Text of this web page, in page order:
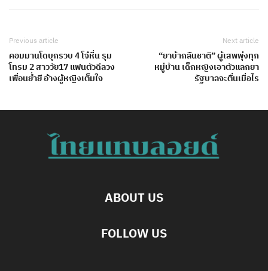
Previous article
คอมมานโดบุกรวบ 4 โจ๋หื่น รุม
โทรม 2 สาววัย17 แฟนตัวดีลวง
เพื่อนย่ำยี อ้างผู้หญิงเต็มใจ
Next article
“ยาบ้ากลืนชาติ” ผู้เสพพุ่งทุก
หมู่บ้าน เด็กหญิงเอาตัวแลกยา
รัฐบาลจะตื่นเมื่อไร
ABOUT US
FOLLOW US